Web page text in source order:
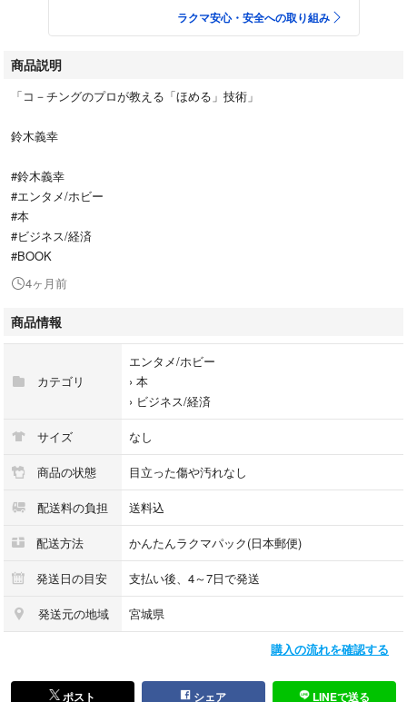
ラクマ安心・安全への取り組み
商品説明
「コ－チングのプロが教える「ほめる」技術」
鈴木義幸
#鈴木義幸
#エンタメ/ホビー
#本
#ビジネス/経済
#BOOK
4ヶ月前
商品情報
カテゴリ
エンタメ/ホビー
› 本
› ビジネス/経済
サイズ なし
商品の状態 目立った傷や汚れなし
配送料の負担 送料込
配送方法 かんたんラクマパック(日本郵便)
発送日の目安 支払い後、4～7日で発送
発送元の地域 宮城県
購入の流れを確認する
ポスト シェア LINEで送る